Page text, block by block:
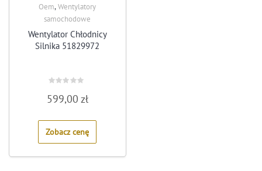
Oem,Wentylatory
samochodowe
Wentylator Chłodnicy
Silnika 51829972
0
out
5
599,00 zł
Zobacz cenę